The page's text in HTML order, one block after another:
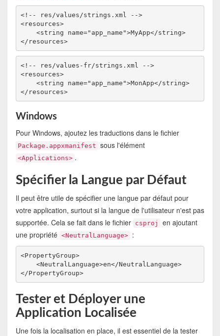
<!-- res/values/strings.xml -->
<resources>
    <string name="app_name">MyApp</string>
<!-- res/values-fr/strings.xml -->
<resources>
    <string name="app_name">MonApp</string>
Windows
Pour Windows, ajoutez les traductions dans le fichier
Package.appxmanifest sous l'élément
<Applications> .
Spécifier la Langue par Défaut
Il peut être utile de spécifier une langue par défaut pour
votre application, surtout si la langue de l'utilisateur n'est pas
supportée. Cela se fait dans le fichier csproj
en ajoutant
une propriété <NeutralLanguage> :
<PropertyGroup>
    <NeutralLanguage>en</NeutralLanguage>
</PropertyGroup>
Tester et Déployer une
Application Localisée
Une fois la localisation en place, il est essentiel de la tester